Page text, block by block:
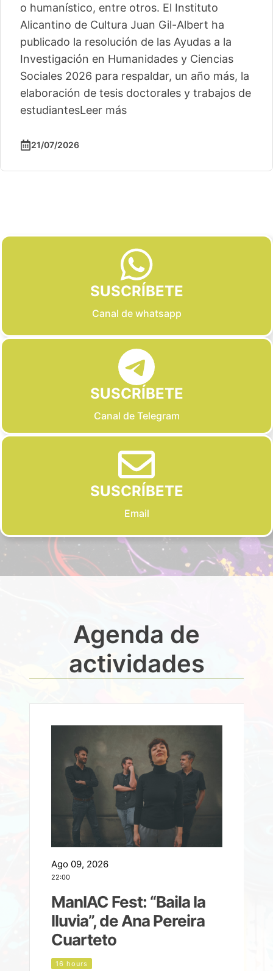
o humanístico, entre otros. El Instituto
Alicantino de Cultura Juan Gil-Albert ha
publicado la resolución de las Ayudas a la
Investigación en Humanidades y Ciencias
Sociales 2026 para respaldar, un año más, la
elaboración de tesis doctorales y trabajos de
estudiantesLeer más
21/07/2026
SUSCRÍBETE
Canal de whatsapp
SUSCRÍBETE
Canal de Telegram
SUSCRÍBETE
Email
Agenda de
actividades
Ago 09, 2026
22:00
ManIAC Fest: “Baila la
lluvia”, de Ana Pereira
Cuarteto
16 hours